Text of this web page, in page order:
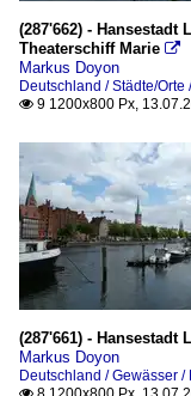
(287'662) - Hansestadt
Theaterschiff Marie 
Markus Doyon
Deutschland / Städte/Orte
 9 1200x800 Px,
(287'661) - Hansestadt
Markus Doyon
Deutschland / Gewässer /